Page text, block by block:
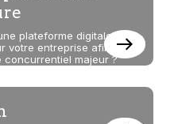
plateforme digitale
votre entreprise afin de
concurrentiel majeur ?